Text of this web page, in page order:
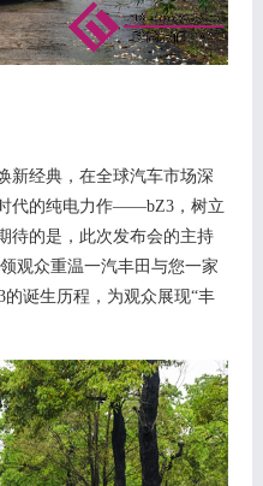
新经典， 在全球汽车市场深
代的纯电力作——bZ3，树立
待的是，此次发布会的主持
观众重温一汽丰田与您一家
的诞生历程，为观众展现“丰